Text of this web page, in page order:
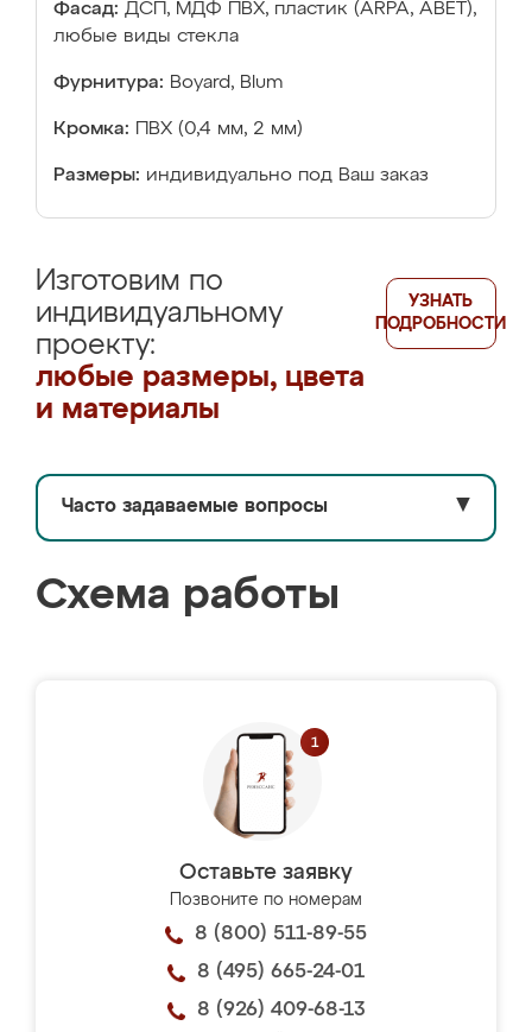
Фасад: ДСП, МДФ ПВХ, пластик (ARPA, ABET),
любые виды стекла
Фурнитура: Boyard, Blum
Кромка: ПВХ (0,4 мм, 2 мм)
Размеры: индивидуально под Ваш заказ
Изготовим по
индивидуальному
проекту:
любые размеры, цвета
и материалы
УЗНАТЬ
ПОДРОБНОСТИ
Часто задаваемые вопросы ▼
Схема работы
Оставьте заявку
Позвоните по номерам
8 (800) 511-89-55
8 (495) 665-24-01
8 (926) 409-68-13